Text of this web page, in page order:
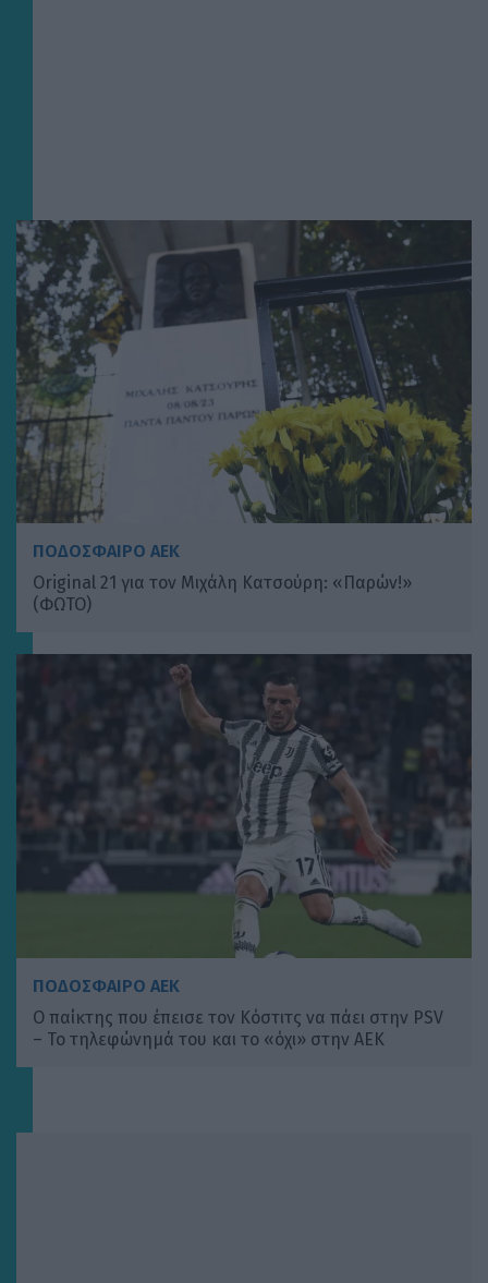
ΠΟΔΟΣΦΑΙΡΟ ΑΕΚ
Original 21 για τον Μιχάλη Κατσούρη: «Παρών!»
(ΦΩΤΟ)
ΠΟΔΟΣΦΑΙΡΟ ΑΕΚ
Ο παίκτης που έπεισε τον Κόστιτς να πάει στην PSV
– Το τηλεφώνημά του και το «όχι» στην ΑΕΚ